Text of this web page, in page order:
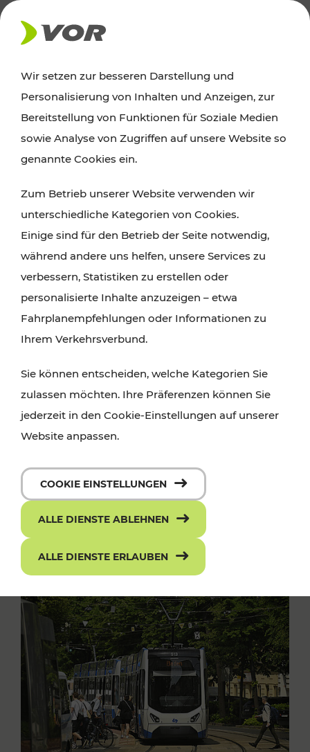
AKTUELLES
News
Alle wichtigen Meldungen zu Fahrplanänderungen,
finden Sie hier im Überblick.
Wir setzen zur besseren Darstellung und
Personalisierung von Inhalten und Anzeigen, zur
Bereitstellung von Funktionen für Soziale Medien
sowie Analyse von Zugriffen auf unsere Website so
genannte Cookies ein.
Zum Betrieb unserer Website verwenden wir
unterschiedliche Kategorien von Cookies.
Einige sind für den Betrieb der Seite notwendig,
während andere uns helfen, unsere Services zu
verbessern, Statistiken zu erstellen oder
personalisierte Inhalte anzuzeigen – etwa
Fahrplanempfehlungen oder Informationen zu
Ihrem Verkehrsverbund.
Sie können entscheiden, welche Kategorien Sie
zulassen möchten. Ihre Präferenzen können Sie
jederzeit in den Cookie-Einstellungen auf unserer
Website anpassen.
COOKIE EINSTELLUNGEN
ALLE DIENSTE ABLEHNEN
ALLE DIENSTE ERLAUBEN